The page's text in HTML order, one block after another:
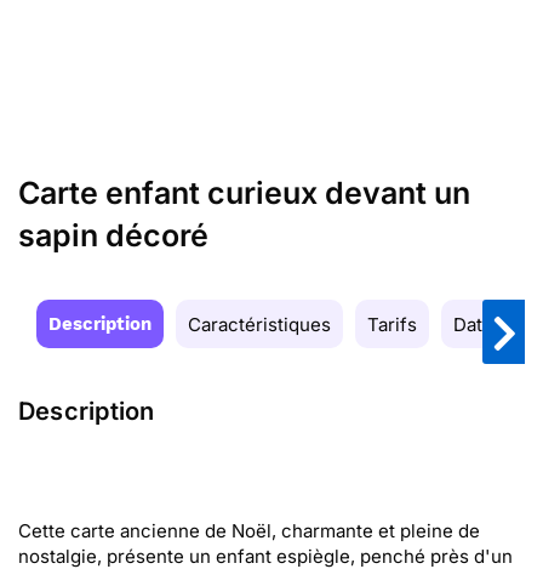
Carte enfant curieux devant un
sapin décoré
Description Caractéristiques Tarifs Date de
Description
Cette carte ancienne de Noël, charmante et pleine de
nostalgie, présente un enfant espiègle, penché près d'un